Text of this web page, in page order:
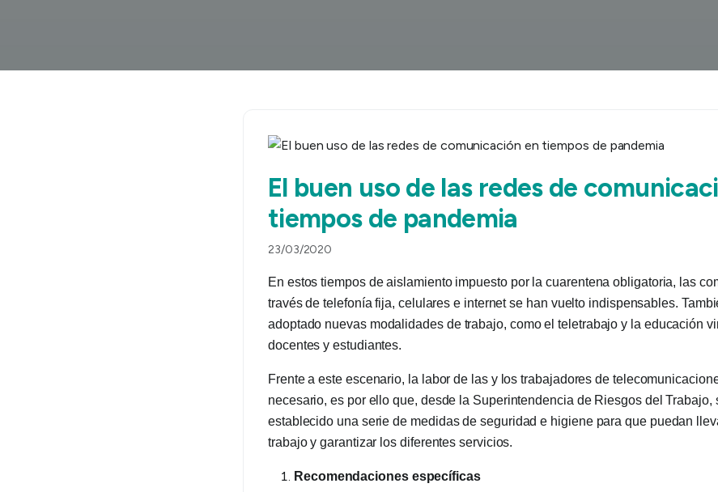
El buen uso de las redes de
tiempos de pandemia
23/03/2020
En estos tiempos de aislamiento impuesto por la cuarentena obligatoria, las
través de telefonía fija, celulares e internet se han vuelto indispensables.
adoptado nuevas modalidades de trabajo, como el teletrabajo y la educación
docentes y estudiantes.
Frente a este escenario, la labor de las y los trabajadores de
necesario, es por ello que, desde la Superintendencia de Riesgos del Trabajo,
establecido una serie de medidas de seguridad e higiene para que puedan
trabajo y garantizar los diferentes servicios.
Recomendaciones específicas